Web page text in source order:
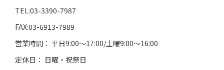
TEL:03-3390-7987
FAX:03-6913-7989
営業時間： 平日9:00～17:00/土曜9:00～16:00
定休日： 日曜・祝祭日